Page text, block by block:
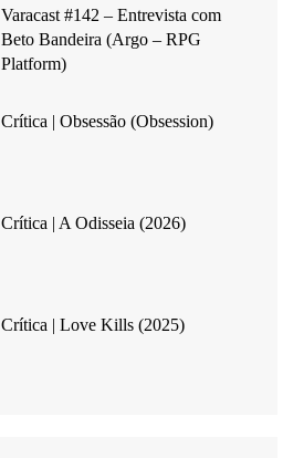
Varacast #142 – Entrevista com
Beto Bandeira (Argo – RPG
Platform)
Crítica | Obsessão (Obsession)
Crítica | A Odisseia (2026)
Crítica | Love Kills (2025)